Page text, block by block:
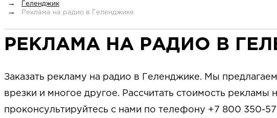
Геленджик
Реклама на радио в Геленджике
РЕКЛАМА НА РАДИО В
Заказать рекламу на радио в Геленджике. Мы
врезки и многое другое. Рассчитать стоимость
проконсультируйтесь с нами по телефону +7 800 350-